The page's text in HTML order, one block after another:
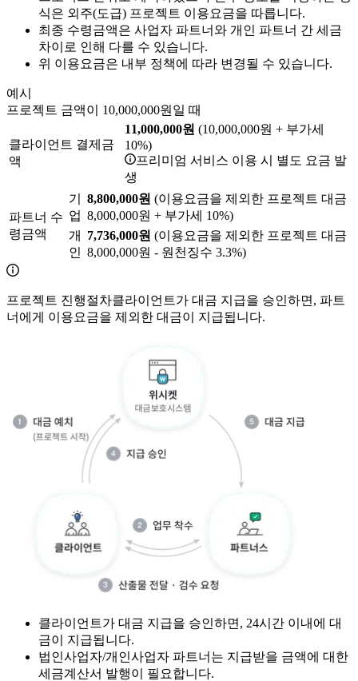
식은 외주(도급) 프로젝트 이용요금을 따릅니다.
최종 수령금액은 사업자 파트너와 개인 파트너 간 세금
차이로 인해 다를 수 있습니다.
위 이용요금은 내부 정책에 따라 변경될 수 있습니다.
예시
프로젝트 금액이 10,000,000원일 때
클라이언트 결제금
액
11,000,000원 (10,000,000원 + 부가세
10%)
프리미엄 서비스 이용 시 별도 요금 발
생
파트너 수
령금액
기
업
8,800,000원 (이용요금을 제외한 프로젝트 대금
8,000,000원 + 부가세 10%)
개
인
7,736,000원 (이용요금을 제외한 프로젝트 대금
8,000,000원 - 원천징수 3.3%)
프로젝트 진행절차클라이언트가 대금 지급을 승인하면, 파트
너에게 이용요금을 제외한 대금이 지급됩니다.
클라이언트가 대금 지급을 승인하면, 24시간 이내에 대
금이 지급됩니다.
법인사업자/개인사업자 파트너는 지급받을 금액에 대한
세금계산서 발행이 필요합니다.